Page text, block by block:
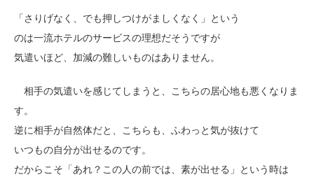
「さりげなく、でも押しつけがましくなく」という
のは一流ホテルのサービスの理想だそうですが
気遣いほど、加減の難しいものはありません。
相手の気遣いを感じてしまうと、こちらの居心地も悪くなりま
す。
逆に相手が自然体だと、こちらも、ふわっと気が抜けて
いつもの自分が出せるのです。
だからこそ「あれ？この人の前では、素が出せる」という時は